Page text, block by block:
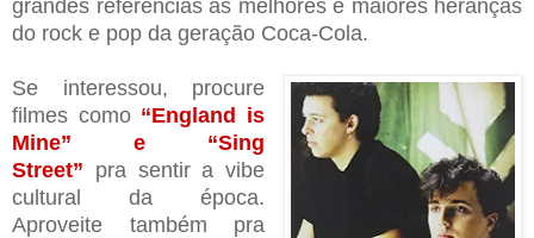
grandes referências as melhores e maiores heranças
do rock e pop da geração Coca-Cola.
Se interessou, procure
filmes como “England is
Mine” e “Sing
Street” pra sentir a vibe
cultural da época.
Aproveite também pra